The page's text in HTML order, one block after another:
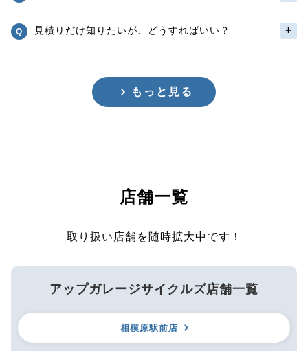
見積りだけ知りたいが、どうすればいい？
もっと見る
店舗一覧
取り扱い店舗を随時拡大中です！
アップガレージサイクルズ店舗一覧
相模原駅前店